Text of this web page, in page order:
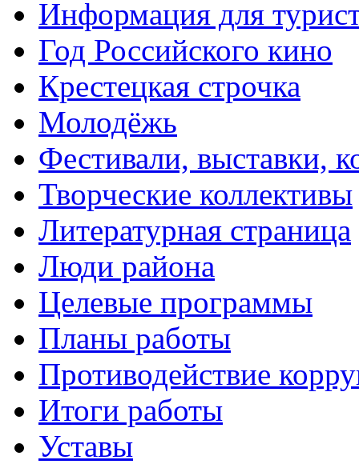
Информация для
Год Российского кино
Крестецкая строчка
Молодёжь
Фестивали, выставки,
Творческие коллективы
Литературная страница
Люди района
Целевые программы
Планы работы
Противодействие
Итоги работы
Уставы